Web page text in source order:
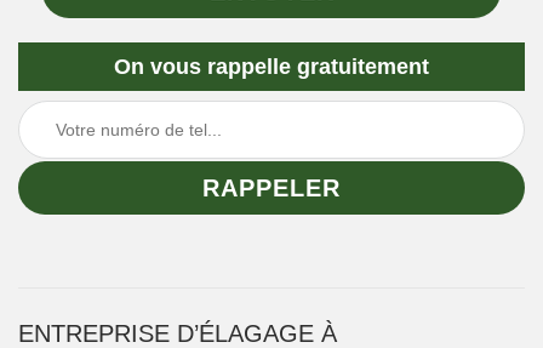
On vous rappelle gratuitement
ENTREPRISE D’ÉLAGAGE À